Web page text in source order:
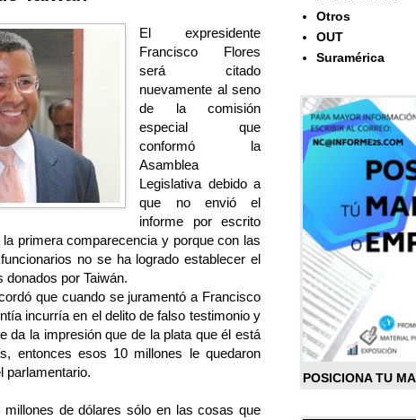
El expresidente
Francisco Flores
será citado
nuevamente al seno
de la comisión
especial que
conformó la
Asamblea
Legislativa debido a
que no envió el
informe por escrito
primera comparecencia y porque con las
no se ha logrado establecer el
donados por Taiwán.
que cuando se juramentó a Francisco
incurría en el delito de falso testimonio y
da la impresión que de la plata que él está
entonces esos 10 millones le quedaron
parlamentario.
millones de dólares sólo en las cosas que
Otros
OUT
Suramérica
POSICIONA TU